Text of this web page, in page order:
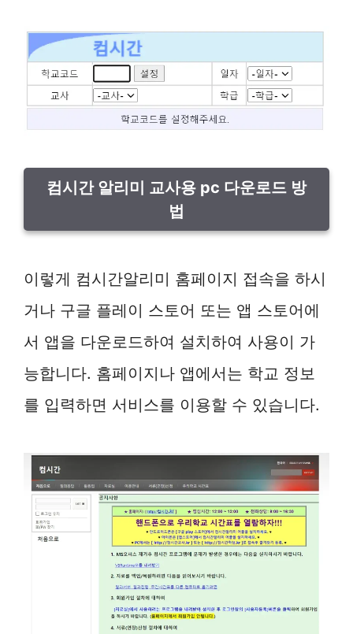
컴시간 알리미 교사용 pc 다운로드 방
법
이렇게 컴시간알리미 홈페이지 접속을 하시
거나 구글 플레이 스토어 또는 앱 스토어에
서 앱을 다운로드하여 설치하여 사용이 가
능합니다. 홈페이지나 앱에서는 학교 정보
를 입력하면 서비스를 이용할 수 있습니다.